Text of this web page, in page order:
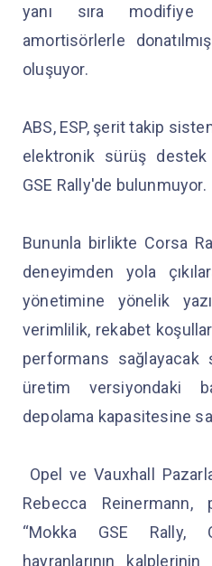
yanı sıra
amortisörlerle
oluşuyor.
ABS, ESP, şerit takip
elektronik sürüş
GSE Rally'de bulunmuyor.
Bununla birlikte Corsa
deneyimden yola
yönetimine yönelik
verimlilik, rekabet
performans sağlayacak
üretim versiyondaki
depolama kapasitesine
Opel ve Vauxhall
Rebecca
“Mokka GSE Rally,
hayranlarının kalplerinin